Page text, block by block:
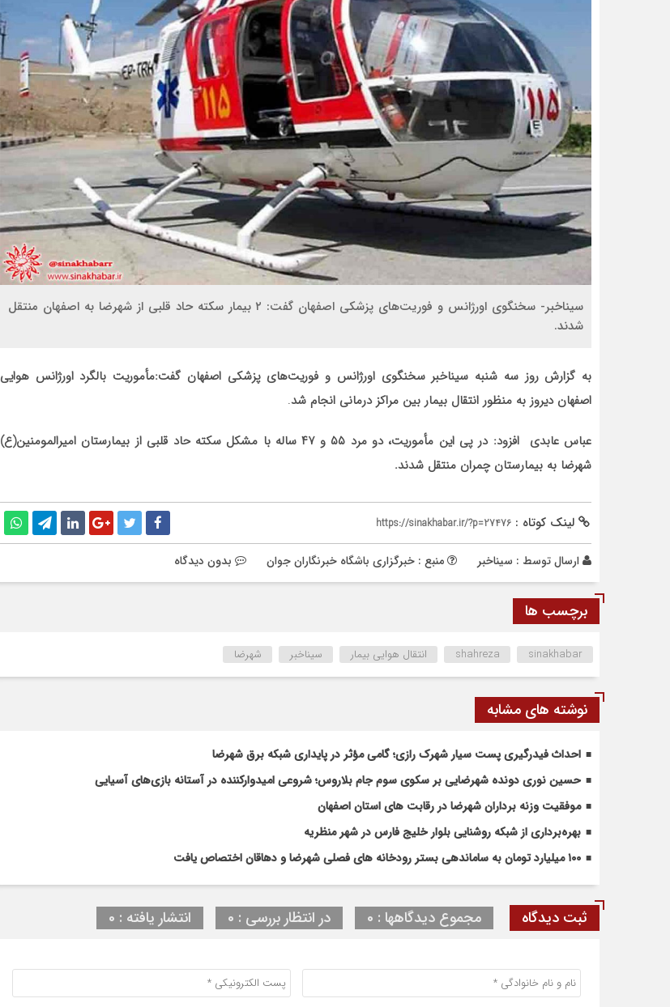
سیناخبر- سخنگوی اورژانس و فوریت‌های پزشکی اصفهان گفت: ۲ بیمار سکته حاد قلبی از شهرضا به اصفهان منتقل
شدند.
به گزارش روز سه شنبه سیناخبر سخنگوی اورژانس و فوریت‌های پزشکی اصفهان گفت:مأموریت بالگرد اورژانس هوایی
اصفهان دیروز به منظور انتقال بیمار بین مراکز درمانی انجام شد.
عباس عابدی افزود: در پی این مأموریت، دو مرد ۵۵ و ۴۷ ساله با مشکل سکته حاد قلبی از بیمارستان امیرالمومنین(ع)
شهرضا به بیمارستان چمران منتقل شدند.
لینک کوتاه : https://sinakhabar.ir/?p=27476
ارسال توسط : سیناخبر منبع : خبرگزاری باشگاه خبرنگاران جوان بدون دیدگاه
برچسب ها
shahreza sinakhabar انتقال هوایی بیمار سیناخبر شهرضا
نوشته های مشابه
احداث فیدرگیری پست سیار شهرک رازی؛ گامی مؤثر در پایداری شبکه برق شهرضا
حسین نوری دونده شهرضایی بر سکوی سوم جام بلاروس؛ شروعی امیدوارکننده در آستانه بازی‌های آسیایی
موفقیت وزنه برداران شهرضا در رقابت های استان اصفهان
بهره‌برداری از شبکه روشنایی بلوار خلیج فارس در شهر منظریه
۱۰۰ میلیارد تومان به ساماندهی بستر رودخانه های فصلی شهرضا و دهاقان اختصاص یافت
ثبت دیدگاه مجموع دیدگاهها : 0 در انتظار بررسی : 0 انتشار یافته : 0